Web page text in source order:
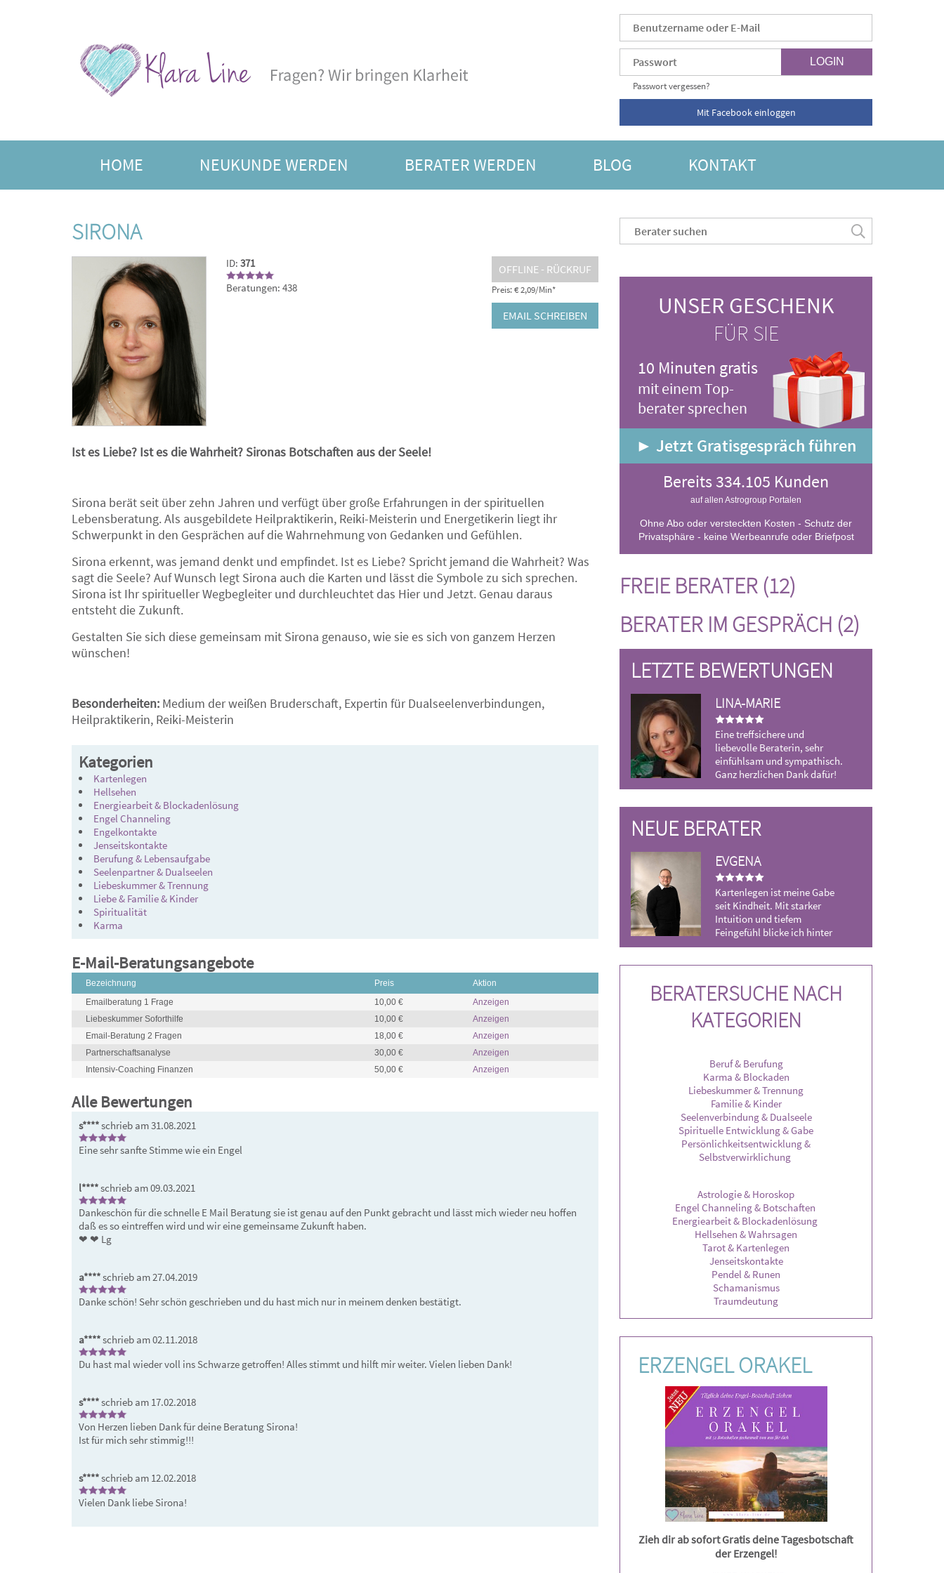
Passwort vergessen?
Mit Facebook einloggen
HOME NEUKUNDE WERDEN BERATER WERDEN BLOG KONTAKT
SIRONA
OFFLINE - RÜCKRUF
Preis: € 2,09/Min*
EMAIL SCHREIBEN
ID: 371
Beratungen: 438
Ist es Liebe? Ist es die Wahrheit? Sironas Botschaften aus der Seele!
Sirona berät seit über zehn Jahren und verfügt über große Erfahrungen in der spirituellen
Lebensberatung. Als ausgebildete Heilpraktikerin, Reiki-Meisterin und Energetikerin liegt ihr
Schwerpunkt in den Gesprächen auf die Wahrnehmung von Gedanken und Gefühlen.
Sirona erkennt, was jemand denkt und empfindet. Ist es Liebe? Spricht jemand die Wahrheit? Was
sagt die Seele? Auf Wunsch legt Sirona auch die Karten und lässt die Symbole zu sich sprechen.
Sirona ist Ihr spiritueller Wegbegleiter und durchleuchtet das Hier und Jetzt. Genau daraus
entsteht die Zukunft.
Gestalten Sie sich diese gemeinsam mit Sirona genauso, wie sie es sich von ganzem Herzen
wünschen!
Besonderheiten: Medium der weißen Bruderschaft, Expertin für Dualseelenverbindungen,
Heilpraktikerin, Reiki-Meisterin
Kategorien
Kartenlegen
Hellsehen
Energiearbeit & Blockadenlösung
Engel Channeling
Engelkontakte
Jenseitskontakte
Berufung & Lebensaufgabe
Seelenpartner & Dualseelen
Liebeskummer & Trennung
Liebe & Familie & Kinder
Spiritualität
Karma
E-Mail-Beratungsangebote
Bezeichnung Preis
Aktion
Emailberatung 1 Frage
10,00 €
Anzeigen
Liebeskummer Soforthilfe
10,00 €
Anzeigen
Email-Beratung 2 Fragen
18,00 €
Anzeigen
Partnerschaftsanalyse
30,00 €
Anzeigen
Intensiv-Coaching Finanzen
50,00 € Anzeigen
Alle Bewertungen
s****schrieb am 31.08.2021
Eine sehr sanfte Stimme wie ein Engel
l****schrieb am 09.03.2021
Dankeschön für die schnelle E Mail Beratung sie ist genau auf den Punkt gebracht und lässt mich wieder neu hoffen
daß es so eintreffen wird und wir eine gemeinsame Zukunft haben.
❤ ️❤ ️Lg
a****schrieb am 27.04.2019
Danke schön! Sehr schön geschrieben und du hast mich nur in meinem denken bestätigt.
a****schrieb am 02.11.2018
Du hast mal wieder voll ins Schwarze getroffen! Alles stimmt und hilft mir weiter. Vielen lieben Dank!
s****schrieb am 17.02.2018
Von Herzen lieben Dank für deine Beratung Sirona!
Ist für mich sehr stimmig!!!
s****schrieb am 12.02.2018
Vielen Dank liebe Sirona!
UNSER GESCHENK
FÜR SIE
10 Minuten gratis
mit einem Top-
berater sprechen
► Jetzt Gratisgespräch führen
Bereits 334.105 Kunden
auf allen Astrogroup Portalen
Ohne Abo oder versteckten Kosten - Schutz der
Privatsphäre - keine Werbeanrufe oder Briefpost
FREIE BERATER (12)
BERATER IM GESPRÄCH (2)
LETZTE BEWERTUNGEN
LINA-MARIE
Eine treffsichere und
liebevolle Beraterin, sehr
einfühlsam und sympathisch.
Ganz herzlichen Dank dafür!
NEUE BERATER
EVGENA
Kartenlegen ist meine Gabe
seit Kindheit. Mit starker
Intuition und tiefem
Feingefühl blicke ich hinter
die Dinge und zeige dir, was wirklich auf dich
abends erreichbar***
BERATERSUCHE NACH
KATEGORIEN
Beruf & Berufung
Karma & Blockaden
Liebeskummer & Trennung
Familie & Kinder
Seelenverbindung & Dualseele
Spirituelle Entwicklung & Gabe
Persönlichkeitsentwicklung &
Selbstverwirklichung
Astrologie & Horoskop
Engel Channeling & Botschaften
Energiearbeit & Blockadenlösung
Hellsehen & Wahrsagen
Tarot & Kartenlegen
Jenseitskontakte
Pendel & Runen
Schamanismus
Traumdeutung
ERZENGEL ORAKEL
Zieh dir ab sofort Gratis deine Tagesbotschaft
der Erzengel!